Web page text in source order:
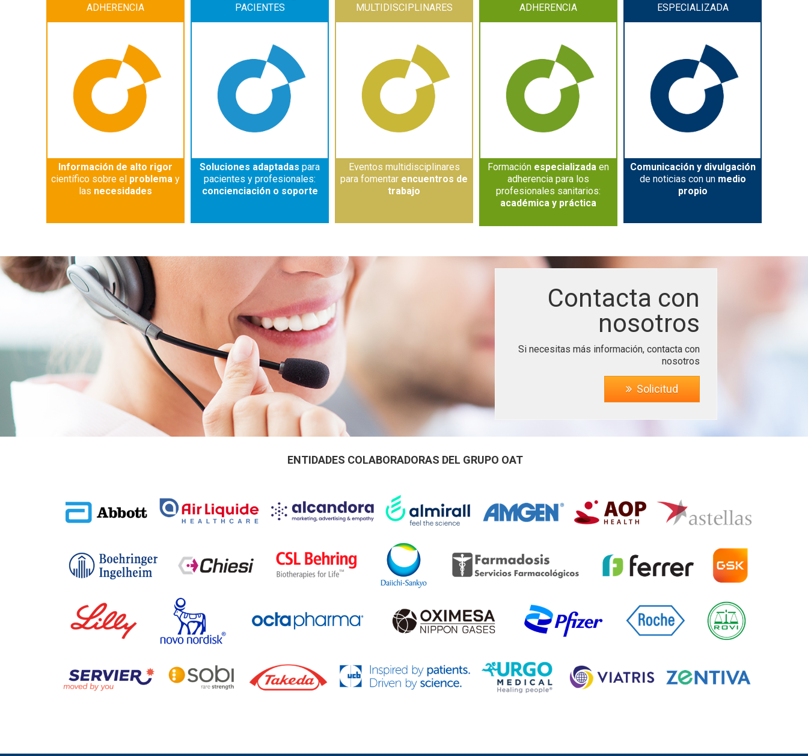
ADHERENCIA
Información de alto rigor
científico sobre el problema y
las necesidades
PACIENTES
Soluciones adaptadas para
pacientes y profesionales:
concienciación o soporte
MULTIDISCIPLINARES
Eventos multidisciplinares
para fomentar encuentros de
trabajo
ADHERENCIA
Formación especializada en
adherencia para los
profesionales sanitarios:
académica y práctica
ESPECIALIZADA
Comunicación y divulgación
de noticias con un medio
propio
Contacta con
nosotros
Si necesitas más información, contacta con
nosotros
Solicitud
ENTIDADES COLABORADORAS DEL GRUPO OAT